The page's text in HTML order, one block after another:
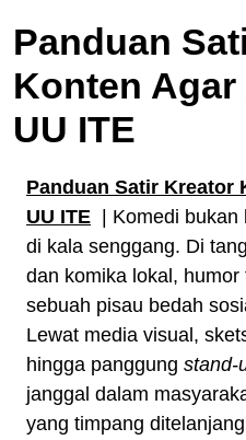
Panduan
Konten Agar
UU ITE
Panduan Satir Kreator
UU ITE | Komedi bukan
di kala senggang. Di
dan komika lokal,
sebuah pisau bedah
Lewat media visual,
hingga panggung stand-
janggal dalam
yang timpang